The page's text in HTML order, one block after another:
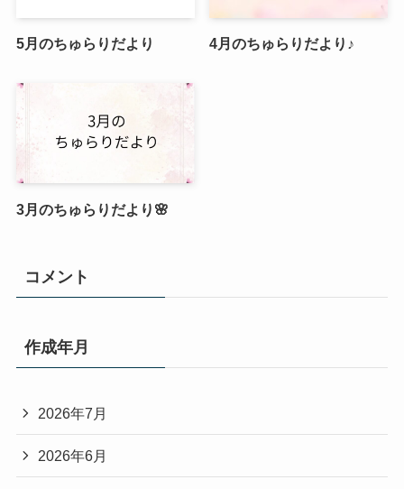
5月のちゅらりだより 4月のちゅらりだより♪
3月のちゅらりだより🌸
コメント
作成年月
2026年7月
2026年6月